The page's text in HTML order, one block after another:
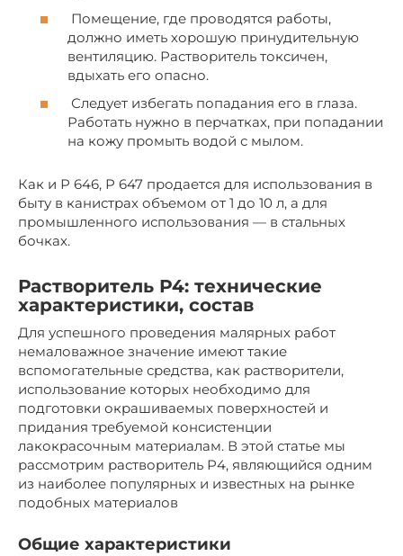
Помещение, где проводятся работы,
должно иметь хорошую принудительную
вентиляцию. Растворитель токсичен,
вдыхать его опасно.
Следует избегать попадания его в глаза.
Работать нужно в перчатках, при попадании
на кожу промыть водой с мылом.
Как и Р 646, Р 647 продается для использования в
быту в канистрах объемом от 1 до 10 л, а для
промышленного использования — в стальных
бочках.
Растворитель Р4: технические
характеристики, состав
Для успешного проведения малярных работ
немаловажное значение имеют такие
вспомогательные средства, как растворители,
использование которых необходимо для
подготовки окрашиваемых поверхностей и
придания требуемой консистенции
лакокрасочным материалам. В этой статье мы
рассмотрим растворитель Р4, являющийся одним
из наиболее популярных и известных на рынке
подобных материалов
Общие характеристики